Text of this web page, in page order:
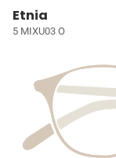
Etnia
5 MIXU03 O